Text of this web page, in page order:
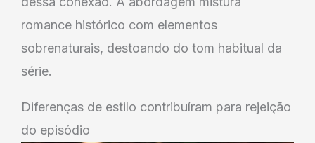
romance histórico com elementos
sobrenaturais, destoando do tom habitual da
série.
Diferenças de estilo contribuíram para rejeição
do episódio